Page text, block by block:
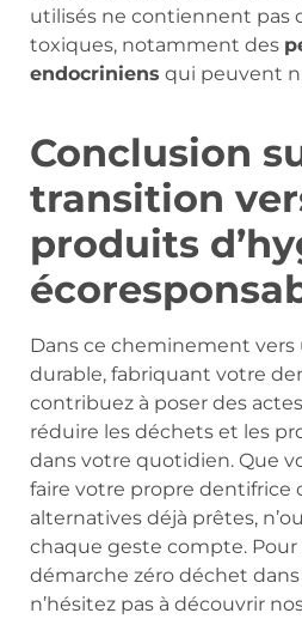
utilisés ne contiennent pas
toxiques, notamment des
endocriniens qui peuvent
Conclusion
transition
produits
Dans ce cheminement
durable, fabriquant votre
contribuez à poser des
réduire les déchets et les
dans votre quotidien. Que
faire votre propre dentifrice
alternatives déjà prêtes,
chaque geste compte.
démarche zéro déchet dans
n’hésitez pas à découvrir